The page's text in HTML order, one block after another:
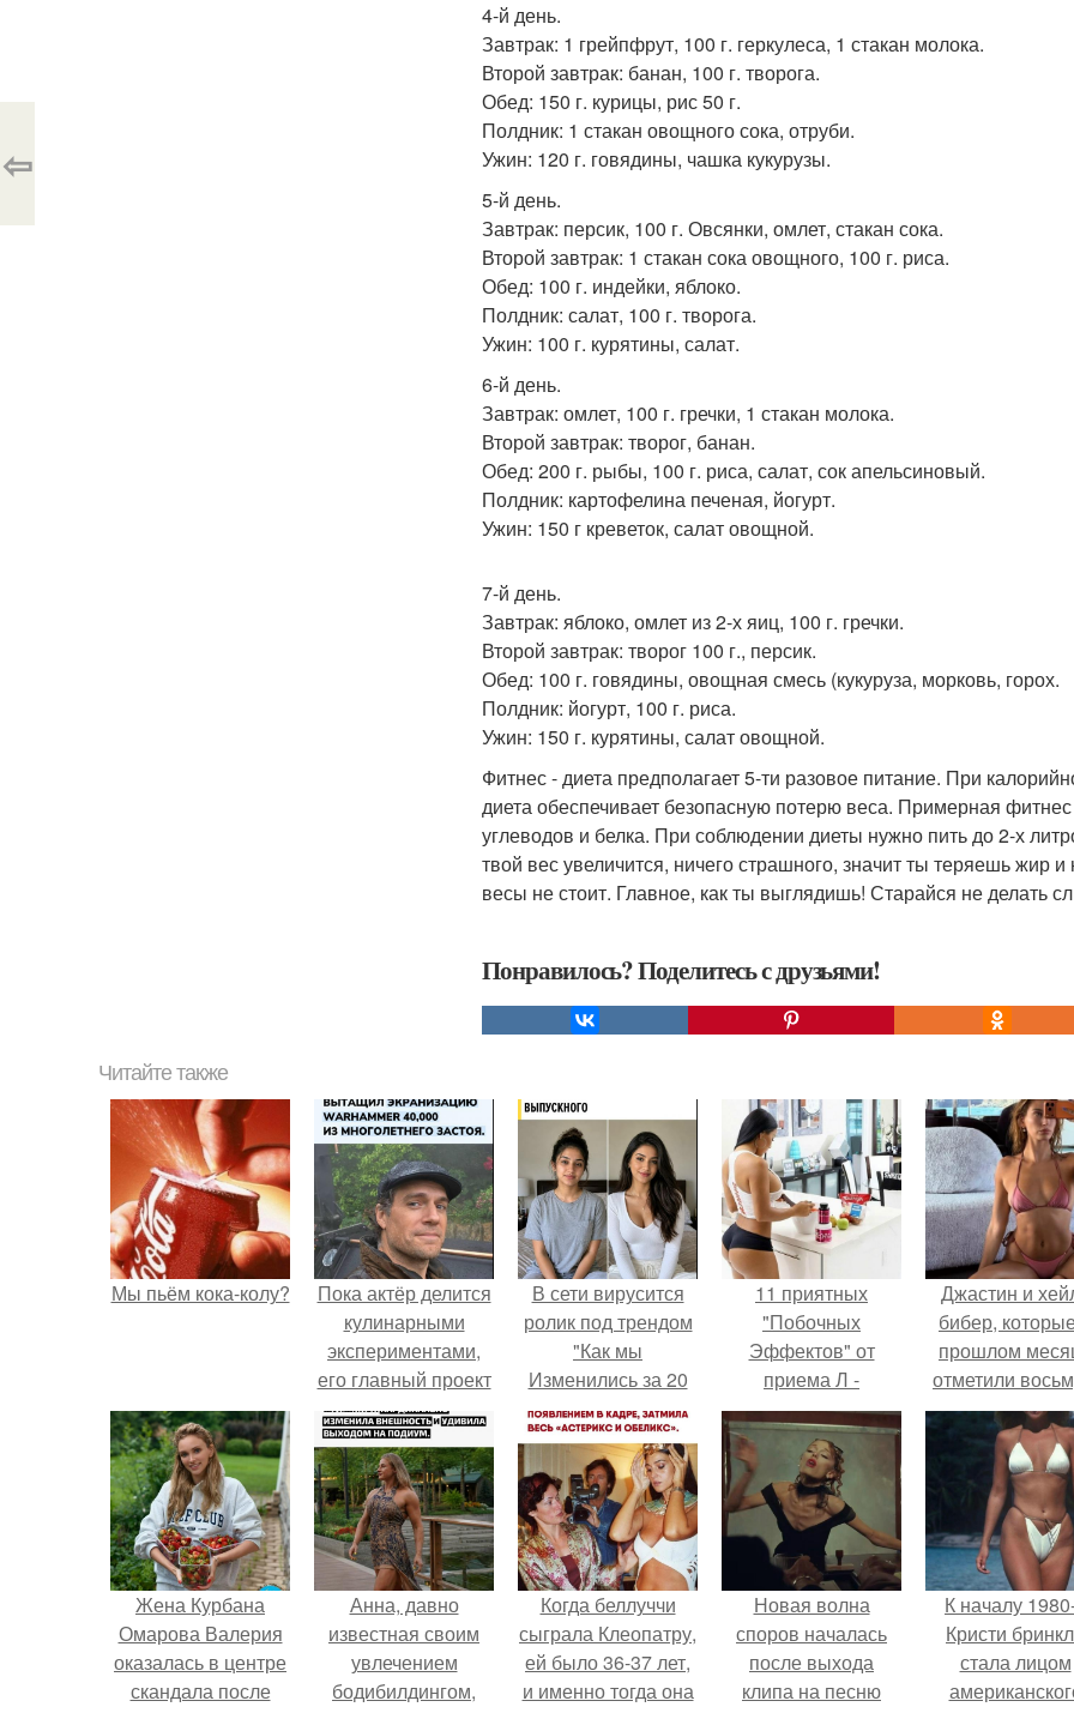
4-й день.
Завтрак: 1 грейпфрут, 100 г. геркулеса, 1 стакан молока.
Второй завтрак: банан, 100 г. творога.
Обед: 150 г. курицы, рис 50 г.
Полдник: 1 стакан овощного сока, отруби.
Ужин: 120 г. говядины, чашка кукурузы.
5-й день.
Завтрак: персик, 100 г. Овсянки, омлет, стакан сока.
Второй завтрак: 1 стакан сока овощного, 100 г. риса.
Обед: 100 г. индейки, яблоко.
Полдник: салат, 100 г. творога.
Ужин: 100 г. курятины, салат.
6-й день.
Завтрак: омлет, 100 г. гречки, 1 стакан молока.
Второй завтрак: творог, банан.
Обед: 200 г. рыбы, 100 г. риса, салат, сок апельсиновый.
Полдник: картофелина печеная, йогурт.
Ужин: 150 г креветок, салат овощной.
7-й день.
Завтрак: яблоко, омлет из 2-х яиц, 100 г. гречки.
Второй завтрак: творог 100 г., персик.
Обед: 100 г. говядины, овощная смесь (кукуруза, морковь, горох.
Полдник: йогурт, 100 г. риса.
Ужин: 150 г. курятины, салат овощной.
Фитнес - диета предполагает 5-ти разовое питание. При
диета обеспечивает безопасную потерю веса. Примерная
углеводов и белка. При соблюдении диеты нужно пить до 2-х
твой вес увеличится, ничего страшного, значит ты теряешь
весы не стоит. Главное, как ты выглядишь! Старайся не делать
Понравилось? Поделитесь с друзьями!
⇦
Читайте также
Мы пьём кока-колу?
Пока актёр делится
кулинарными
экспериментами,
его главный проект
сделал серьёзный
шаг вперёд.
В сети вирусится
ролик под трендом
"Как мы
Изменились за 20
лет".
11 приятных
"Побочных
Эффектов" от
приема Л -
карнитина.
Джастин и
бибер,
прошлом
отметили
годовщину
помолвки,
новые фото
совместного
отдыха.
Жена Курбана
Омарова Валерия
оказалась в центре
скандала после
Анна, давно
известная своим
увлечением
бодибилдингом,
Когда беллуччи
сыграла Клеопатру,
ей было 36-37 лет,
и именно тогда она
Новая волна
споров началась
после выхода
клипа на песню
К началу
Кристи
стала лицом